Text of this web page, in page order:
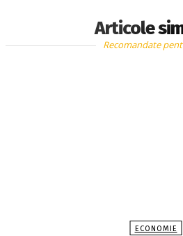
Articole
Recomandate
ECONOMIE